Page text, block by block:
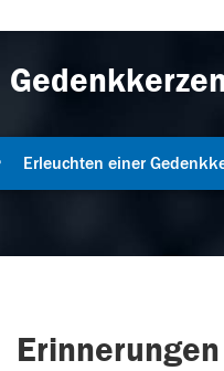
Erleuchten einer
Erinnerungen